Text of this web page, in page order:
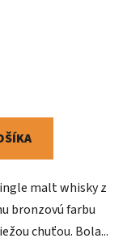
malt whisky z
bronzovú farbu
chuťou. Bola...